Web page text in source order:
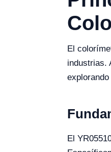
El
industrias.
El